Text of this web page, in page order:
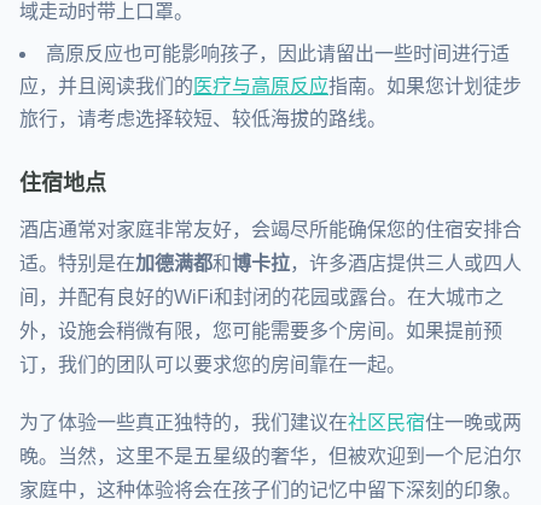
域走动时带上口罩。
高原反应也可能影响孩子，因此请留出一些时间进行适
应，并且阅读我们的 医疗与高原反应指南。如果您计划徒步
旅行，请考虑选择较短、较低海拔的路线。
住宿地点
酒店通常对家庭非常友好，会竭尽所能确保您的住宿安排合
适。特别是在加德满都和博卡拉，许多酒店提供三人或四人
间，并配有良好的WiFi和封闭的花园或露台。在大城市之
外，设施会稍微有限，您可能需要多个房间。如果提前预
订，我们的团队可以要求您的房间靠在一起。
为了体验一些真正独特的，我们建议在社区民宿住一晚或两
晚。当然，这里不是五星级的奢华，但被欢迎到一个尼泊尔
家庭中，这种体验将会在孩子们的记忆中留下深刻的印象。